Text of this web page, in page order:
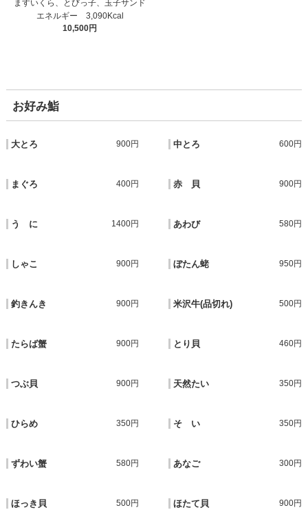
ますいくら、とびっ子、玉子サンド
エネルギー 3,090Kcal
10,500円
お好み鮨
大とろ 900円 中とろ 600円
まぐろ 400円 赤 貝 900円
う に 1400円 あわび 580円
しゃこ 900円 ぼたん蛯 950円
釣きんき 900円 米沢牛(品切れ) 500円
たらば蟹 900円 とり貝 460円
つぶ貝 900円 天然たい 350円
ひらめ 350円 そ い 350円
ずわい蟹 580円 あなご 300円
ほっき貝 500円 ほたて貝 900円